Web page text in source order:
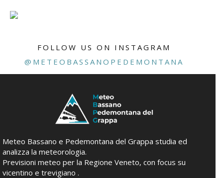
FOLLOW US ON INSTAGRAM
@METEOBASSANOPEDEMONTANA
Meteo Bassano e Pedemontana del Grappa studia ed
analizza la meteorologia.
Previsioni meteo per la Regione Veneto, con focus su
vicentino e trevigiano .